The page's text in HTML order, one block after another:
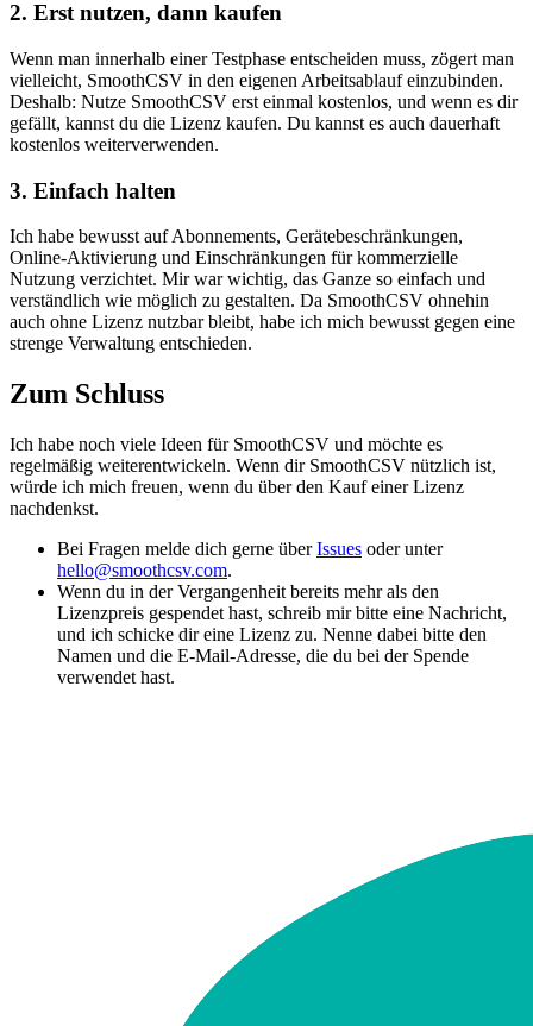
2. Erst nutzen, dann kaufen
Wenn man innerhalb einer Testphase entscheiden muss, zögert man
vielleicht, SmoothCSV in den eigenen Arbeitsablauf einzubinden.
Deshalb: Nutze SmoothCSV erst einmal kostenlos, und wenn es dir
gefällt, kannst du die Lizenz kaufen. Du kannst es auch dauerhaft
kostenlos weiterverwenden.
3. Einfach halten
Ich habe bewusst auf Abonnements, Gerätebeschränkungen,
Online-Aktivierung und Einschränkungen für kommerzielle
Nutzung verzichtet. Mir war wichtig, das Ganze so einfach und
verständlich wie möglich zu gestalten. Da SmoothCSV ohnehin
auch ohne Lizenz nutzbar bleibt, habe ich mich bewusst gegen eine
strenge Verwaltung entschieden.
Zum Schluss
Ich habe noch viele Ideen für SmoothCSV und möchte es
regelmäßig weiterentwickeln. Wenn dir SmoothCSV nützlich ist,
würde ich mich freuen, wenn du über den Kauf einer Lizenz
nachdenkst.
Bei Fragen melde dich gerne überIssues oder unter
hello@smoothcsv.com.
Wenn du in der Vergangenheit bereits mehr als den
Lizenzpreis gespendet hast, schreib mir bitte eine Nachricht,
und ich schicke dir eine Lizenz zu. Nenne dabei bitte den
Namen und die E-Mail-Adresse, die du bei der Spende
verwendet hast.